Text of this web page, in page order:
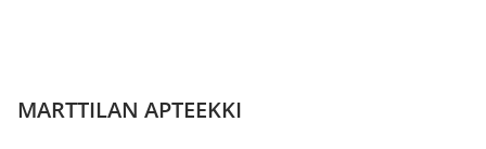
MARTTILAN APTEEKKI